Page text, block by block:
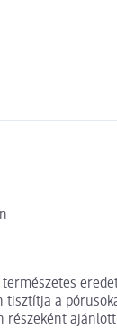
a